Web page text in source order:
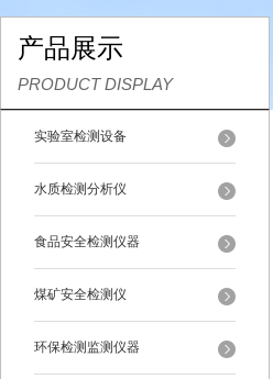
产品展示
PRODUCT DISPLAY
实验室检测设备
水质检测分析仪
食品安全检测仪器
煤矿安全检测仪
环保检测监测仪器